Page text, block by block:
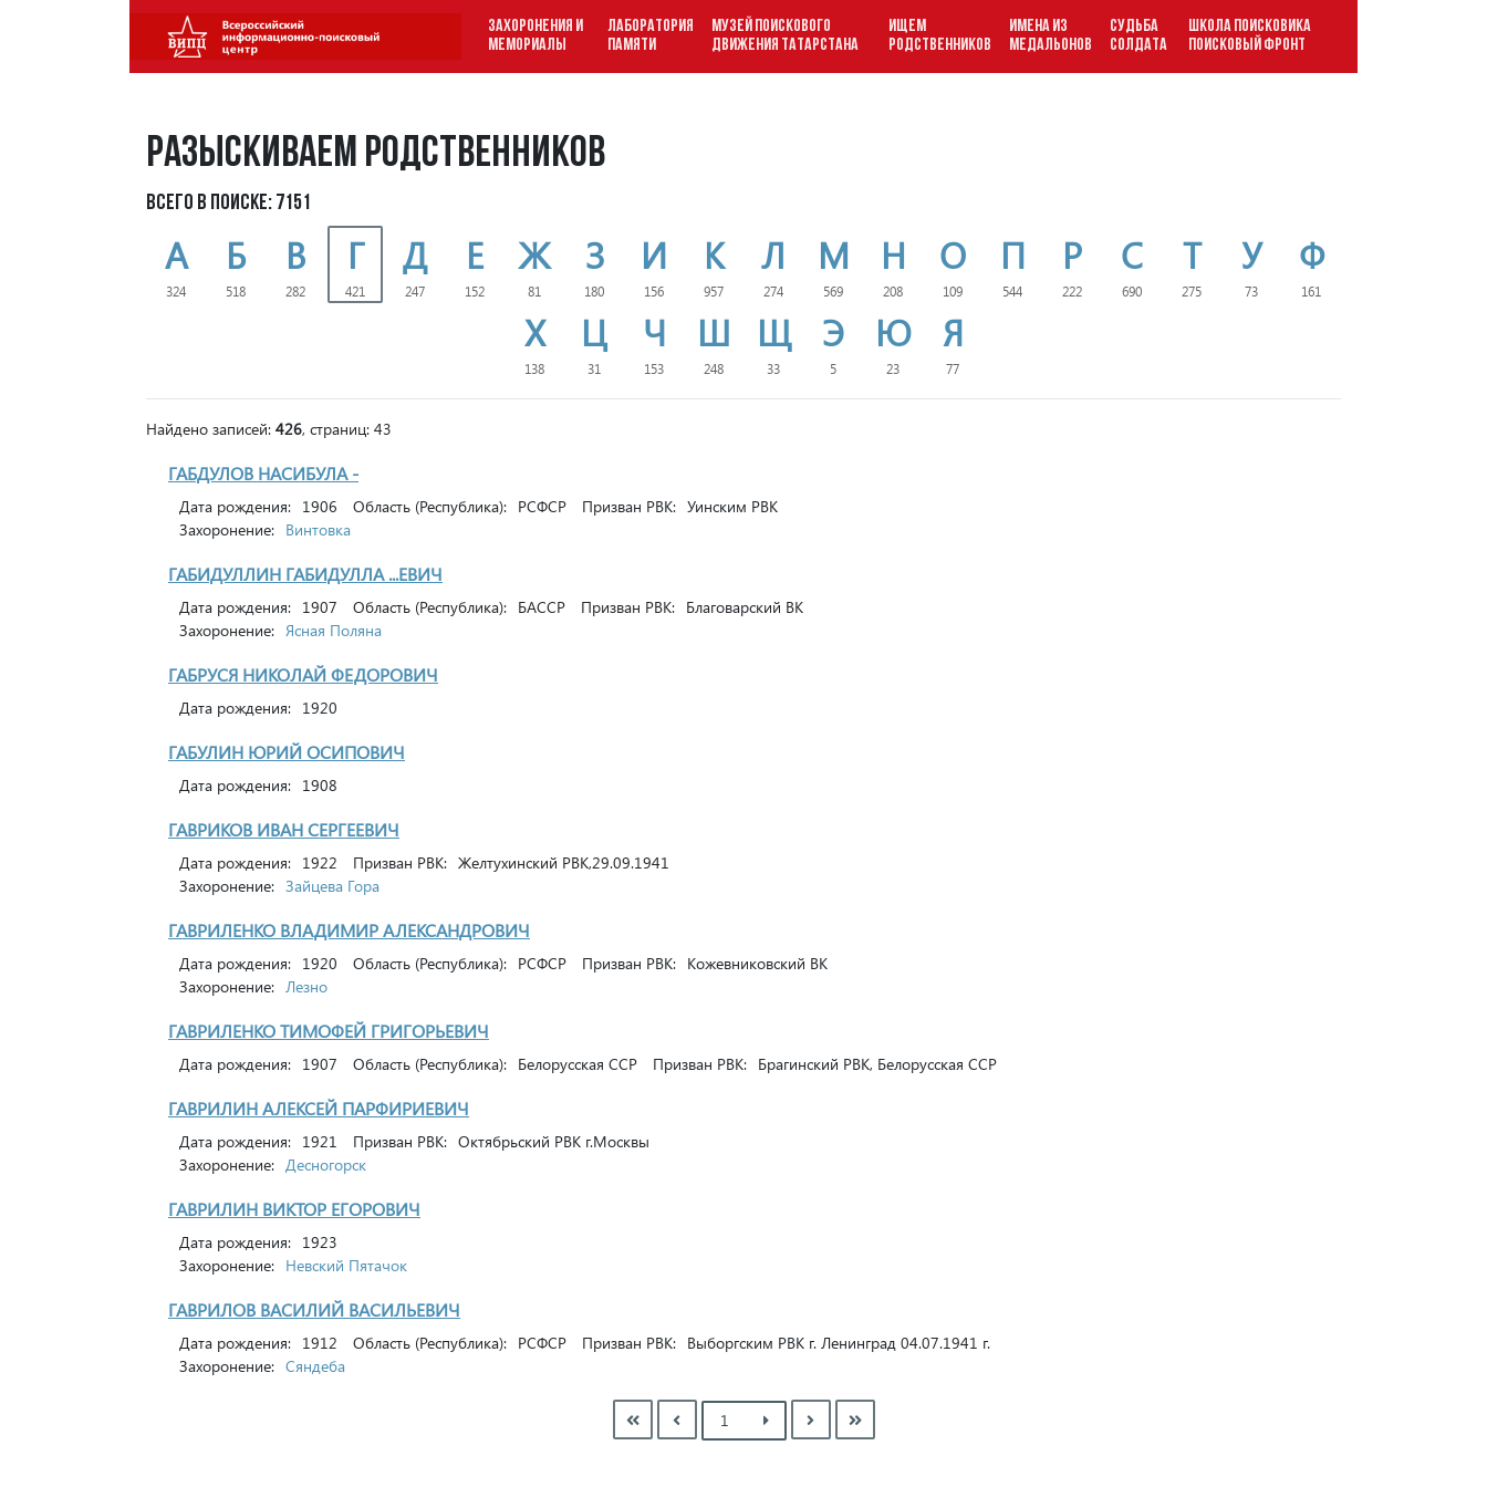
ЗАХОРОНЕНИЯ И
МЕМОРИАЛЫ
ЛАБОРАТОРИЯ
ПАМЯТИ
МУЗЕЙ ПОИСКОВОГО
ДВИЖЕНИЯ ТАТАРСТАНА
ИЩЕМ
РОДСТВЕННИКОВ
ИМЕНА ИЗ
МЕДАЛЬОНОВ
СУДЬБА
СОЛДАТА
ШКОЛА ПОИСКОВИКА
ПОИСКОВЫЙ ФРОНТ
Разыскиваем родственников
Всего в поиске: 7151
А
324
Б
518
В
282
Г
421
Д
247
Е
152
Ж
81
З
180
И
156
К
957
Л
274
М
569
Н
208
О
109
П
544
Р
222
С
690
Т
275
У
73
Ф
161
Х
138
Ц
31
Ч
153
Ш
248
Щ
33
Э
5
Ю
23
Я
77
Найдено записей: 426, страниц: 43
ГАБДУЛОВ НАСИБУЛА -
Дата рождения: 1906 Область (Республика): РСФСР Призван РВК: Уинским РВК
Захоронение: Винтовка
ГАБИДУЛЛИН ГАБИДУЛЛА ...ЕВИЧ
Дата рождения: 1907 Область (Республика): БАССР Призван РВК: Благоварский ВК
Захоронение: Ясная Поляна
ГАБРУСЯ НИКОЛАЙ ФЕДОРОВИЧ
Дата рождения: 1920
ГАБУЛИН ЮРИЙ ОСИПОВИЧ
Дата рождения: 1908
ГАВРИКОВ ИВАН СЕРГЕЕВИЧ
Дата рождения: 1922 Призван РВК: Желтухинский РВК,29.09.1941
Захоронение: Зайцева Гора
ГАВРИЛЕНКО ВЛАДИМИР АЛЕКСАНДРОВИЧ
Дата рождения: 1920 Область (Республика): РСФСР Призван РВК: Кожевниковский ВК
Захоронение: Лезно
ГАВРИЛЕНКО ТИМОФЕЙ ГРИГОРЬЕВИЧ
Дата рождения: 1907 Область (Республика): Белорусская ССР Призван РВК: Брагинский РВК, Белорусская ССР
ГАВРИЛИН АЛЕКСЕЙ ПАРФИРИЕВИЧ
Дата рождения: 1921 Призван РВК: Октябрьский РВК г.Москвы
Захоронение: Десногорск
ГАВРИЛИН ВИКТОР ЕГОРОВИЧ
Дата рождения: 1923
Захоронение: Невский Пятачок
ГАВРИЛОВ ВАСИЛИЙ ВАСИЛЬЕВИЧ
Дата рождения: 1912 Область (Республика): РСФСР Призван РВК: Выборгским РВК г. Ленинград 04.07.1941 г.
Захоронение: Сяндеба